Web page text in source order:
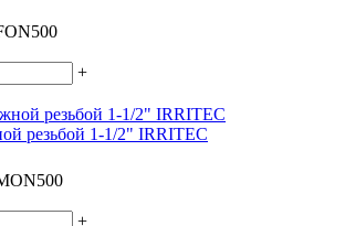
+
резьбой 1-1/2" IRRITEC
+